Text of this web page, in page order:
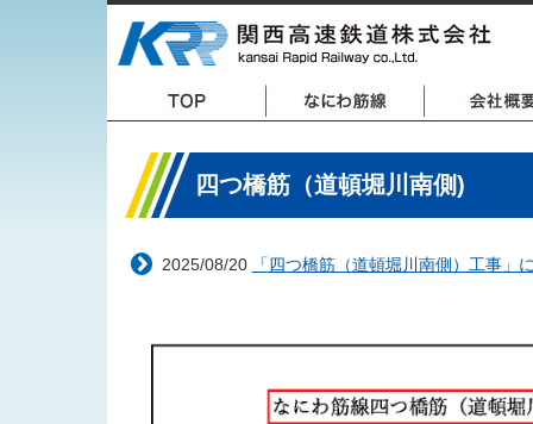
四つ橋筋（道頓堀川南側)
2025/08/20 「四つ橋筋（道頓堀川南側）工事